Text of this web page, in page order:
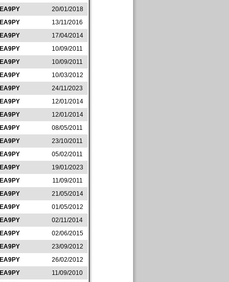
EA9PY
20/01/2018
EA9PY
13/11/2016
EA9PY
17/04/2014
EA9PY
10/09/2011
EA9PY
10/09/2011
EA9PY
10/03/2012
EA9PY
24/11/2023
EA9PY
12/01/2014
EA9PY
12/01/2014
EA9PY
08/05/2011
EA9PY
23/10/2011
EA9PY
05/02/2011
EA9PY
19/01/2023
EA9PY
11/09/2011
EA9PY
21/05/2014
EA9PY
01/05/2012
EA9PY
02/11/2014
EA9PY
02/06/2015
EA9PY
23/09/2012
EA9PY
26/02/2012
EA9PY
11/09/2010